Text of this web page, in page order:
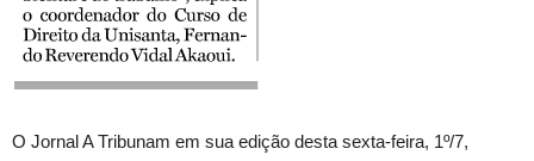
O Jornal A Tribunam em sua edição desta sexta-feira, 1º/7,